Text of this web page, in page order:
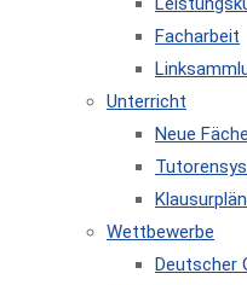
Facharbeit
Unterricht
Neue
Wettbewerbe
Deutscher